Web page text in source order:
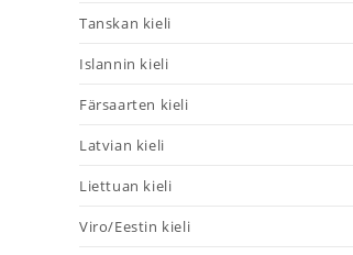
Tanskan kieli
Islannin kieli
Färsaarten kieli
Latvian kieli
Liettuan kieli
Viro/Eestin kieli